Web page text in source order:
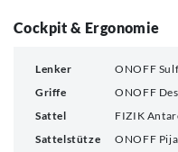
Cockpit & Ergonomie
Lenker
ONOFF
Griffe
ONOFF
Sattel
FIZIK
Sattelstütze
ONOFF